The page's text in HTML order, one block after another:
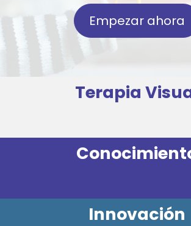
Empezar ahora
Terapia
Innovación